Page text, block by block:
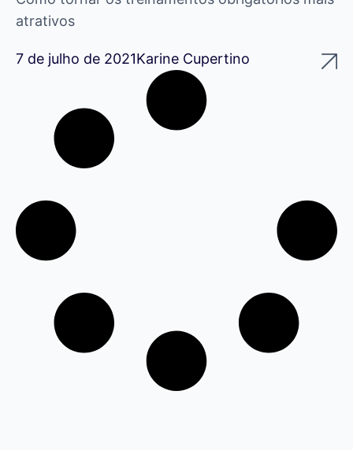
atrativos
7 de julho de 2021Karine Cupertino